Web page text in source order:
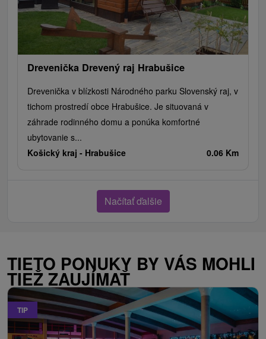
Drevenička Drevený raj Hrabušice
Drevenička v blízkosti Národného parku Slovenský raj, v
tichom prostredí obce Hrabušice. Je situovaná v
záhrade rodinného domu a ponúka komfortné
ubytovanie s...
Košický kraj - Hrabušice 0.06 Km
Načítať ďalšie
TIETO PONUKY BY VÁS MOHLI
TIEŽ ZAUJÍMAŤ
TIP